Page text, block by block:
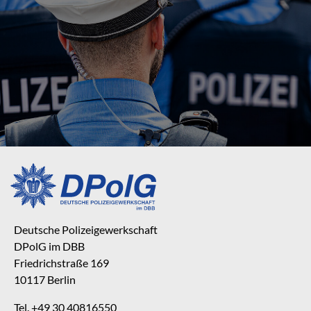
Deutsche Polizeigewerkschaft
DPolG im DBB
Friedrichstraße 169
10117 Berlin
Tel. +49 30 40816550